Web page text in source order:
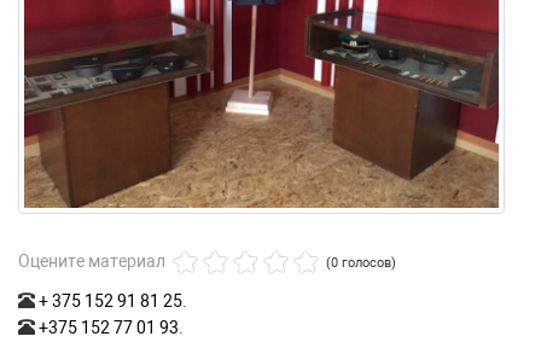
Оцените материал (0 голосов)
+ 375 152 91 81 25
+375 152 77 01 93